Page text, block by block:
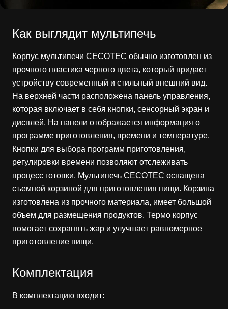
Как выглядит мультипечь
Корпус мультипечи CECOTEC обычно изготовлен из
прочного пластика черного цвета, который придает
устройству современный и стильный внешний вид.
На верхней части расположена панель управления,
которая включает в себя кнопки, сенсорный экран и
дисплей. На панели отображается информация о
программе приготовления, времени и температуре.
Кнопки для выбора программ приготовления,
регулировки времени позволяют отслеживать
процесс готовки. Мультипечь CECOTEC оснащена
съемной корзиной для приготовления пищи. Корзина
изготовлена из прочного материала, имеет большой
объем для размещения продуктов. Термо корпус
помогает сохранять жар и улучшает равномерное
приготовление пищи.
Комплектация
В комплектацию входит: